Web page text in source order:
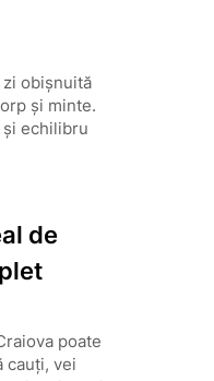
zi obișnuită
și minte.
echilibru
de
poate
cauți, vei